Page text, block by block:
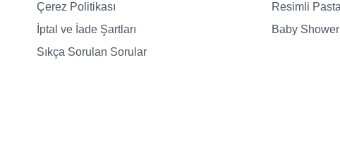
Çerez Politikası
İptal ve İade Şartları
Sıkça Sorulan Sorular
Resimli Pasta
Baby